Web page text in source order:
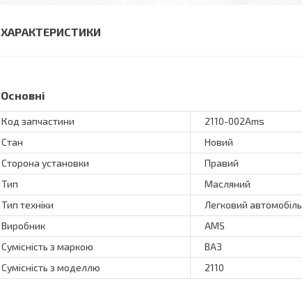
ХАРАКТЕРИСТИКИ
Основні
Код запчастини
2110-002Ams
Стан
Новий
Сторона установки
Правий
Тип
Масляний
Тип техніки
Легковий автомобіль
Виробник
AMS
Сумісність з маркою
ВАЗ
Сумісність з моделлю
2110